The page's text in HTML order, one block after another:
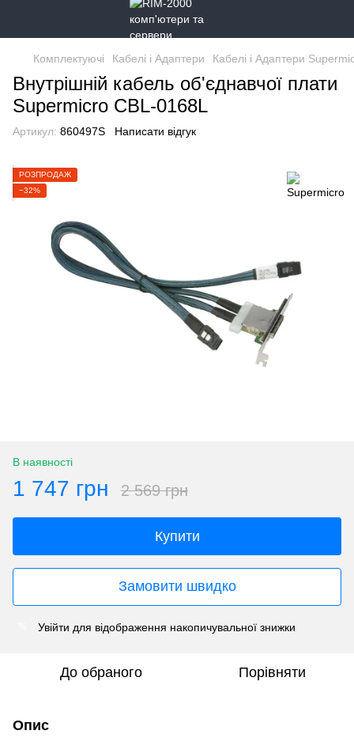
Комплектуючі Кабелі і Адаптери Кабелі і Адаптери
Внутрішній кабель об'єднавчої плати
Supermicro CBL-0168L
Артикул: 860497S Написати відгук
РОЗПРОДАЖ
−32%
В наявності
1 747 грн 2 569 грн
Купити
Замовити швидко
Увійти для відображення накопичувальної знижки
До обраного Порівняти
Опис